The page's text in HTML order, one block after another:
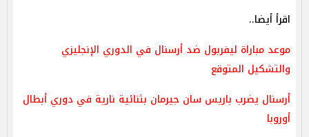
اقرأ أيضا..
موعد مباراة ليفربول ضد أرسنال في الدوري الإنجليزي
والتشكيل المتوقع
أرسنال يضرب باريس سان جيرمان بثنائية نارية في دوري أبطال
أوروبا